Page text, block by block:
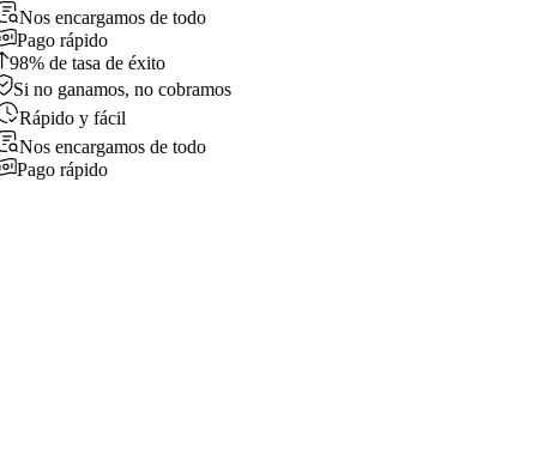
Nos encargamos de todo
Pago rápido
98% de tasa de éxito
Si no ganamos, no cobramos
Rápido y fácil
Nos encargamos de todo
Pago rápido